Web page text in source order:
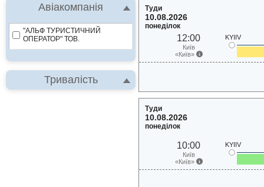
Авіакомпанія
"АЛЬФ ТУРИСТИЧНИЙ
ОПЕРАТОР" ТОВ.
Тривалість
Туди
10.08.2026
понеділок
12:00
Київ
«Київ»
KYIIV
Туди
10.08.2026
понеділок
10:00
Київ
«Київ»
KYIIV